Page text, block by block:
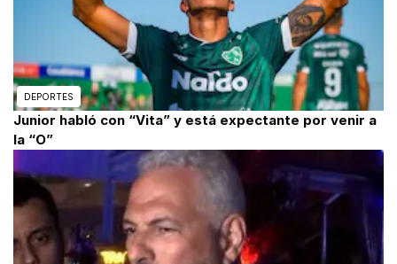
DEPORTES
Junior habló con “Vita” y está expectante por venir a
la “O”